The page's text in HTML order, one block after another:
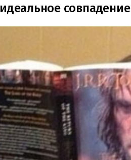
совпадение